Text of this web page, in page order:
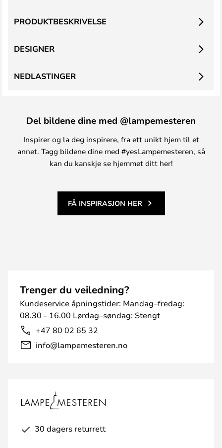
PRODUKTBESKRIVELSE
DESIGNER
NEDLASTINGER
Del bildene dine med @lampemesteren
Inspirer og la deg inspirere, fra ett unikt hjem til et
annet. Tagg bildene dine med #yesLampemesteren, så
kan du kanskje se hjemmet ditt her!
FÅ INSPIRASJON HER
Trenger du veiledning?
Kundeservice åpningstider: Mandag–fredag:
08.30 - 16.00 Lørdag–søndag: Stengt
+47 80 02 65 32
info@lampemesteren.no
30 dagers returrett